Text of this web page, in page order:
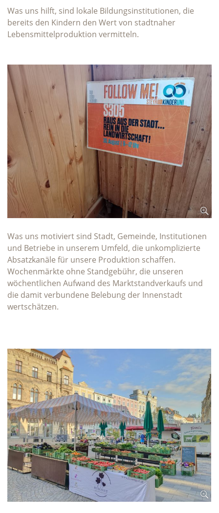
Was uns hilft, sind lokale Bildungsinstitutionen, die
bereits den Kindern den Wert von stadtnaher
Lebensmittelproduktion vermitteln.
Was uns motiviert sind Stadt, Gemeinde, Institutionen
und Betriebe in unserem Umfeld, die unkomplizierte
Absatzkanäle für unsere Produktion schaffen.
Wochenmärkte ohne Standgebühr, die unseren
wöchentlichen Aufwand des Marktstandverkaufs und
die damit verbundene Belebung der Innenstadt
wertschätzen.